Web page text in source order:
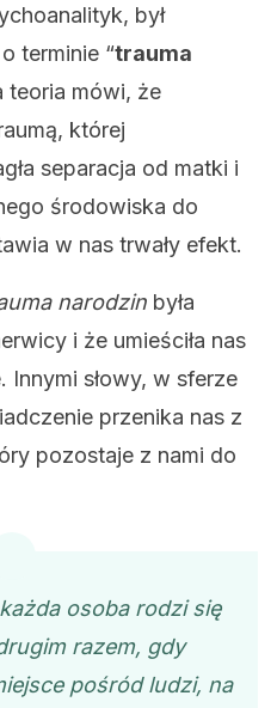
był
terminie “trauma
teoria mówi, że
której
separacja od matki i
środowiska do
w nas trwały efekt.
narodzin była
i że umieściła nas
słowy, w sferze
przenika nas z
pozostaje z nami do
osoba rodzi się
razem, gdy
pośród ludzi, na